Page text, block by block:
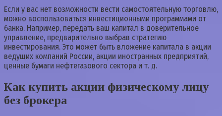
Если у вас нет возможности вести самостоятельную торговлю,
можно воспользоваться инвестиционными программами от
банка. Например, передать ваш капитал в доверительное
управление, предварительно выбрав стратегию
инвестирования. Это может быть вложение капитала в акции
ведущих компаний России, акции иностранных предприятий,
ценные бумаги нефтегазового сектора и т. д.
Как купить акции физическому лицу
без брокера